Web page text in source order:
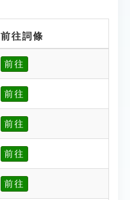
前往詞條
前往
前往
前往
前往
前往